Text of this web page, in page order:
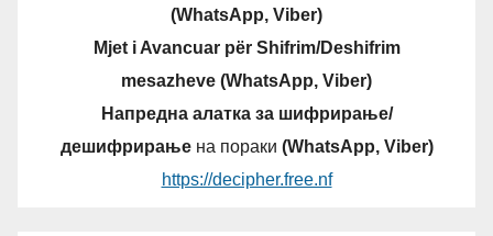
(WhatsApp, Viber)
Mjet i Avancuar për Shifrim/Deshifrim
mesazheve (WhatsApp, Viber)
Напредна алатка за шифрирање/
дешифрирањена пораки (WhatsApp, Viber)
https://decipher.free.nf